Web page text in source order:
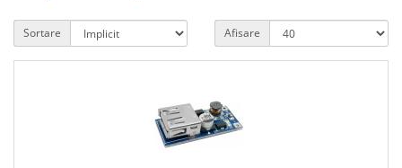
Sortare Afisare